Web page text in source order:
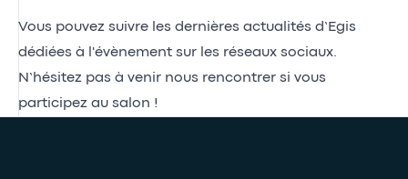
Vous pouvez suivre les dernières actualités d’Egis
dédiées à l'évènement sur les réseaux sociaux.
N’hésitez pas à venir nous rencontrer si vous
participez au salon !